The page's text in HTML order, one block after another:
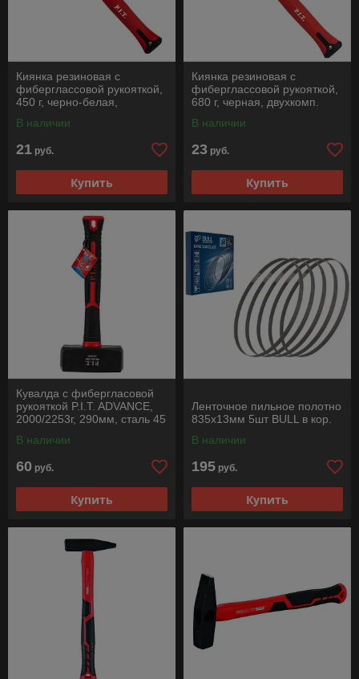
Киянка резиновая с
фиберглассовой рукояткой,
450 г, черно-белая,
В наличии
21 руб.
Купить
Киянка резиновая с
фиберглассовой рукояткой,
680 г, черная, двухкомп.
В наличии
23 руб.
Купить
Кувалда c фибергласовой
рукояткой P.I.T. ADVANCE,
2000/2253г, 290мм, сталь 45
В наличии
60 руб.
Купить
Ленточное пильное полотно
835х13мм 5шт BULL в кор.
В наличии
195 руб.
Купить